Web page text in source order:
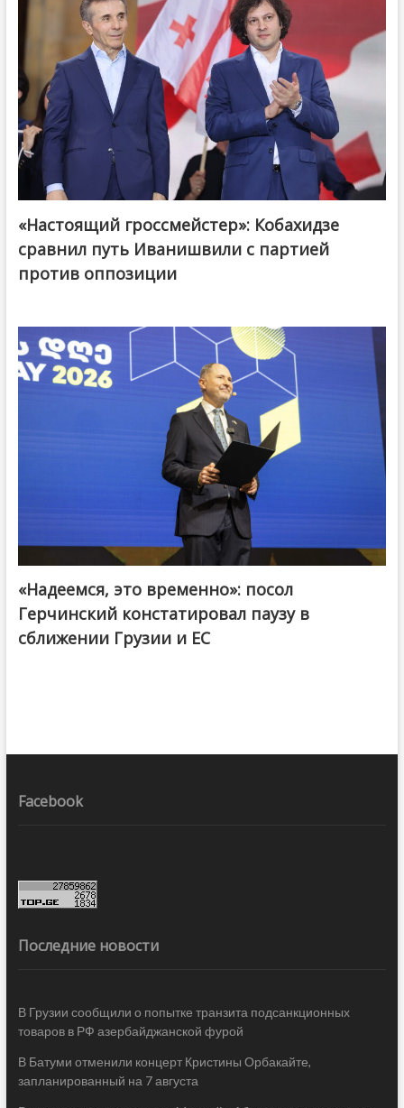
@ქართული ოცნება / Georgian Dream
«Настоящий гроссмейстер»: Кобахидзе
сравнил путь Иванишвили с партией
против оппозиции
«Надеемся, это временно»: посол
Герчинский констатировал паузу в
сближении Грузии и ЕС
Facebook
Последние новости
В Грузии сообщили о попытке транзита подсанкционных
товаров в РФ азербайджанской фурой
В Батуми отменили концерт Кристины Орбакайте,
запланированный на 7 августа